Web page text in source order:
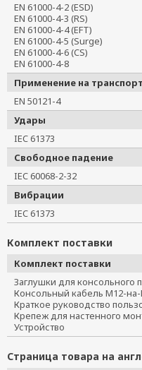
EN 61000-4-2 (ESD)
EN 61000-4-3 (RS)
EN 61000-4-4 (EFT)
EN 61000-4-5 (Surge)
EN 61000-4-6 (CS)
EN 61000-4-8
Применение на
EN 50121-4
Удары
IEC 61373
Свободное падение
IEC 60068-2-32
Вибрации
IEC 61373
Комплект поставки
Комплект поставки
Заглушки для консольного
Консольный кабель M12-
Краткое руководство
Крепеж для настенного
Устройство
Страница товара на